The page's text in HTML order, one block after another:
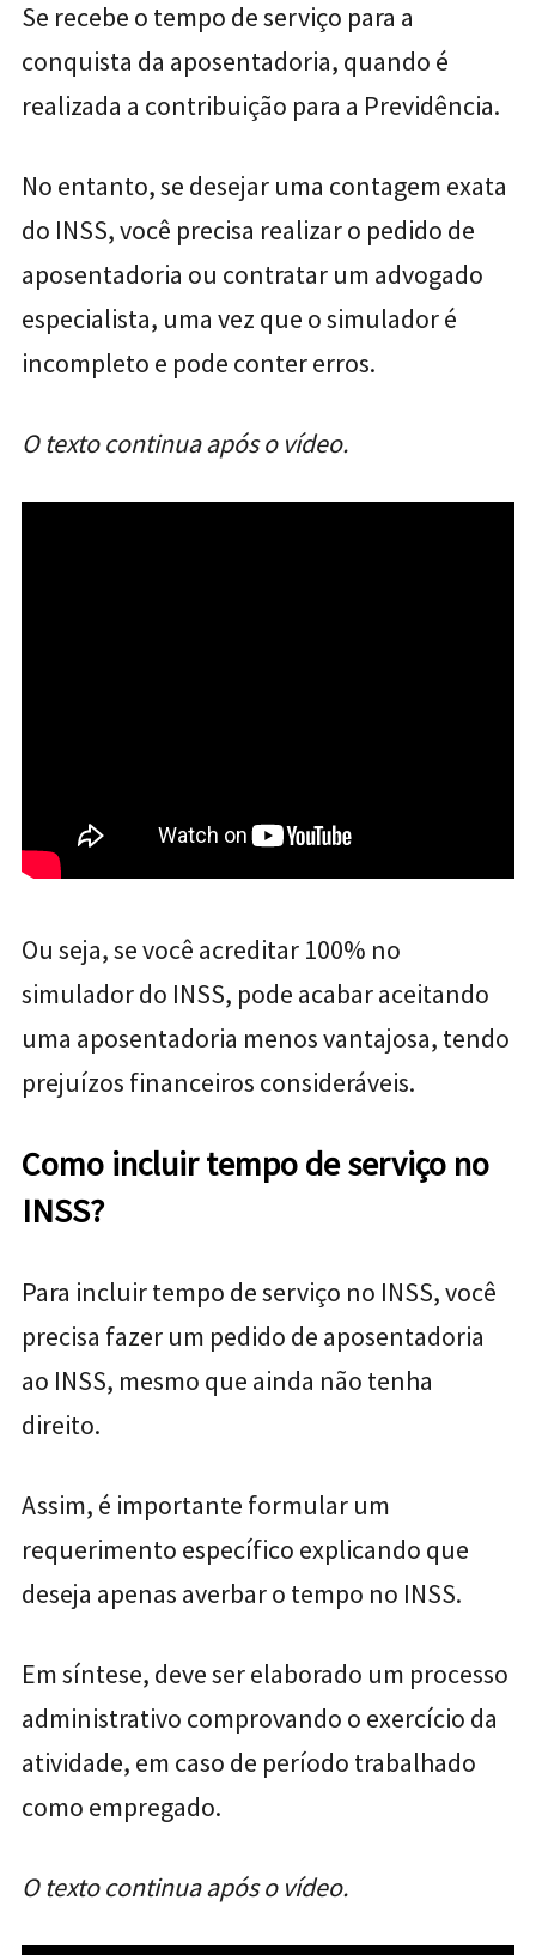
Se recebe o tempo de serviço para a
conquista da aposentadoria, quando é
realizada a contribuição para a Previdência.
No entanto, se desejar uma contagem exata
do INSS, você precisa realizar o pedido de
aposentadoria ou contratar um advogado
especialista, uma vez que o simulador é
incompleto e pode conter erros.
O texto continua após o vídeo.
Ou seja, se você acreditar 100% no
simulador do INSS, pode acabar aceitando
uma aposentadoria menos vantajosa, tendo
prejuízos financeiros consideráveis.
Como incluir tempo de serviço no
INSS?
Para incluir tempo de serviço no INSS, você
precisa fazer um pedido de aposentadoria
ao INSS, mesmo que ainda não tenha
direito.
Assim, é importante formular um
requerimento específico explicando que
deseja apenas averbar o tempo no INSS.
Em síntese, deve ser elaborado um processo
administrativo comprovando o exercício da
atividade, em caso de período trabalhado
como empregado.
O texto continua após o vídeo.